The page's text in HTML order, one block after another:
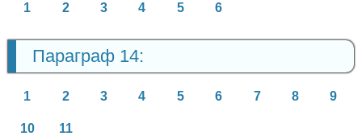
1 2 3 4 5 6
Параграф 14:
1 2 3 4 5 6 7 8 9
10 11